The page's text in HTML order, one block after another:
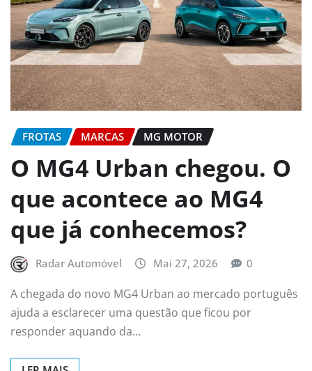
FROTAS MARCAS MG MOTOR
O MG4 Urban chegou. O
que acontece ao MG4
que já conhecemos?
Radar Automóvel Mai 27, 2026 0
A chegada do novo MG4 Urban ao mercado português
ajuda a esclarecer uma questão que ficou por
responder aquando da…